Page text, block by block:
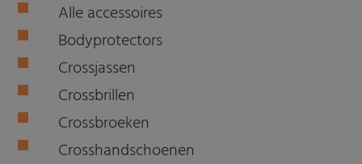
Alle accessoires
Bodyprotectors
Crossjassen
Crossbrillen
Crossbroeken
Crosshandschoenen